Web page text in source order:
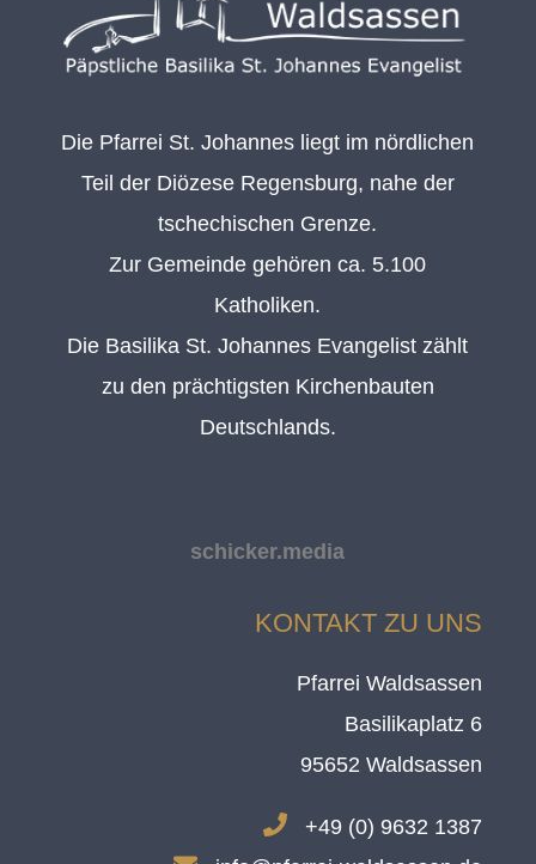
Die Pfarrei St. Johannes liegt im nördlichen
Teil der Diözese Regensburg, nahe der
tschechischen Grenze.
Zur Gemeinde gehören ca. 5.100
Katholiken.
Die Basilika St. Johannes Evangelist zählt
zu den prächtigsten Kirchenbauten
Deutschlands.
schicker.media
KONTAKT ZU UNS
Pfarrei Waldsassen
Basilikaplatz 6
95652 Waldsassen
+49 (0) 9632 1387